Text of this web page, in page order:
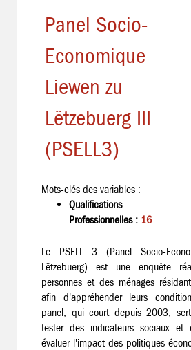
Panel Socio-
Economique
Liewen zu
Lëtzebuerg III
(PSELL3)
Mots-clés des variables :
Qualifications
Professionnelles : 16
Le PSELL 3 (Panel Socio-
Lëtzebuerg) est une enquête
personnes et des ménages
afin d'appréhender leurs
panel, qui court depuis 2003,
tester des indicateurs sociaux et
évaluer l'impact des politiques